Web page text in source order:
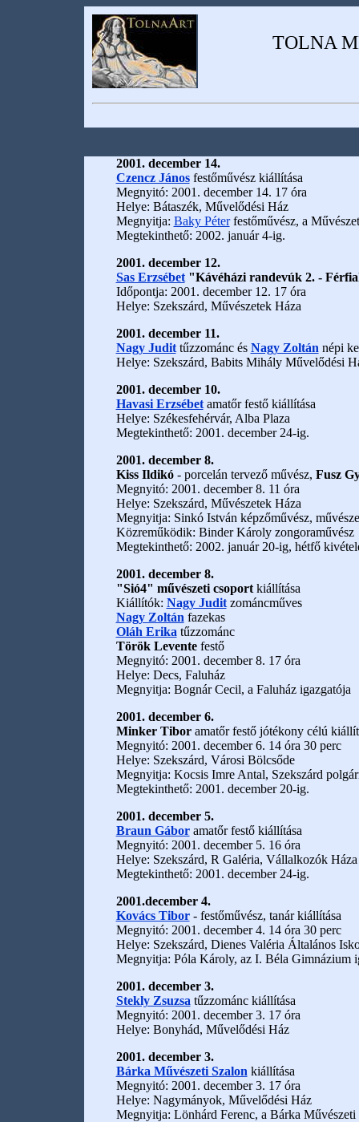
TOLNA
2001. december 14.
Czencz Jánosfestőművész kiállítása
Megnyitó: 2001. december 14. 17 óra
Helye: Bátaszék, Művelődési Ház
Megnyitja: Baky Péterfestőművész, a
Megtekinthető: 2002. január 4-ig.
2001. december 12.
Sas Erzsébet"Kávéházi randevúk 2. -
Időpontja: 2001. december 12. 17 óra
Helye: Szekszárd, Művészetek Háza
2001. december 11.
Nagy Judittűzzománc és Nagy Zoltán népi
Helye: Szekszárd, Babits Mihály Művelődési
2001. december 10.
Havasi Erzsébetamatőr festő kiállítása
Helye: Székesfehérvár, Alba Plaza
Megtekinthető: 2001. december 24-ig.
2001. december 8.
Kiss Ildikó- porcelán tervező művész, Fusz
Megnyitó: 2001. december 8. 11 óra
Helye: Szekszárd, Művészetek Háza
Megnyitja: Sinkó István képzőművész,
Közreműködik: Binder Károly zongoraművész
Megtekinthető: 2002. január 20-ig, hétfő
2001. december 8.
"Sió4" művészeti csoportkiállítása
Kiállítók: Nagy Juditzománcműves
Nagy Zoltán fazekas
Oláh Erika tűzzománc
Török Leventefestő
Megnyitó: 2001. december 8. 17 óra
Helye: Decs, Faluház
Megnyitja: Bognár Cecil, a Faluház igazgatója
2001. december 6.
Minker Tiboramatőr festő jótékony célú
Megnyitó: 2001. december 6. 14 óra 30 perc
Helye: Szekszárd, Városi Bölcsőde
Megnyitja: Kocsis Imre Antal, Szekszárd
Megtekinthető: 2001. december 20-ig.
2001. december 5.
Braun Gáboramatőr festő kiállítása
Megnyitó: 2001. december 5. 16 óra
Helye: Szekszárd, R Galéria, Vállalkozók Háza
Megtekinthető: 2001. december 24-ig.
2001.december 4.
Kovács Tibor- festőművész, tanár kiállítása
Megnyitó: 2001. december 4. 14 óra 30 perc
Helye: Szekszárd, Dienes Valéria Általános
Megnyitja: Póla Károly, az I. Béla Gimnázium
2001. december 3.
Stekly Zsuzsa tűzzománc kiállítása
Megnyitó: 2001. december 3. 17 óra
Helye: Bonyhád, Művelődési Ház
2001. december 3.
Bárka Művészeti Szalon kiállítása
Megnyitó: 2001. december 3. 17 óra
Helye: Nagymányok, Művelődési Ház
Megnyitja: Lönhárd Ferenc, a Bárka Művészeti